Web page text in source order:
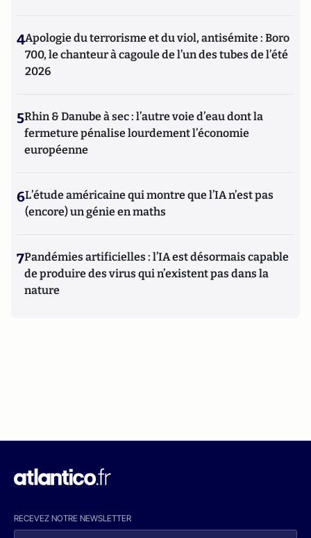
4Apologie du terrorisme et du viol, antisémite : Boro
700, le chanteur à cagoule de l’un des tubes de l’été
2026
5Rhin & Danube à sec : l’autre voie d’eau dont la
fermeture pénalise lourdement l’économie
européenne
6L’étude américaine qui montre que l’IA n’est pas
(encore) un génie en maths
7Pandémies artificielles : l’IA est désormais capable
de produire des virus qui n’existent pas dans la
nature
RECEVEZ NOTRE NEWSLETTER